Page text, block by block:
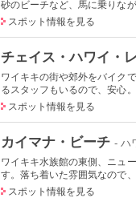
砂のビーチなど、馬に乗りな
スポット情報を見る
チェイス・ハワイ・
ワイキキの街や郊外をバイク
るスタッフもいるので、安心
スポット情報を見る
カイマナ・ビーチ - ハ
ワイキキ水族館の東側、ニュ
す。落ち着いた雰囲気なので
スポット情報を見る